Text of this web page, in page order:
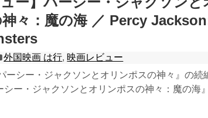
々：魔の海 ／ Percy
外国映画 は行, 映画レビュー
ーシー・ジャクソンとオリンポスの神々』の続
シー・ジャクソンとオリンポスの神々：魔の海』